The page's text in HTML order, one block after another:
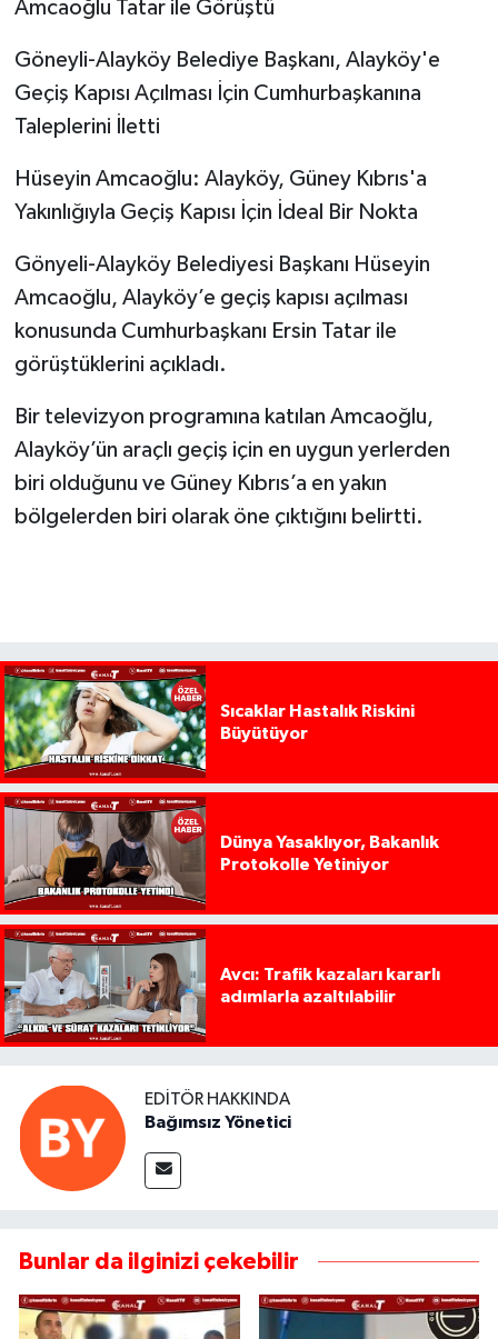
Amcaoğlu Tatar ile Görüştü
Göneyli-Alayköy Belediye Başkanı, Alayköy'e
Geçiş Kapısı Açılması İçin Cumhurbaşkanına
Taleplerini İletti
Hüseyin Amcaoğlu: Alayköy, Güney Kıbrıs'a
Yakınlığıyla Geçiş Kapısı İçin İdeal Bir Nokta
Gönyeli-Alayköy Belediyesi Başkanı Hüseyin
Amcaoğlu, Alayköy’e geçiş kapısı açılması
konusunda Cumhurbaşkanı Ersin Tatar ile
görüştüklerini açıkladı.
Bir televizyon programına katılan Amcaoğlu,
Alayköy’ün araçlı geçiş için en uygun yerlerden
biri olduğunu ve Güney Kıbrıs’a en yakın
bölgelerden biri olarak öne çıktığını belirtti.
Sıcaklar Hastalık Riskini
Büyütüyor
Dünya Yasaklıyor, Bakanlık
Protokolle Yetiniyor
Avcı: Trafik kazaları kararlı
adımlarla azaltılabilir
EDITÖR HAKKINDA
Bağımsız Yönetici
Bunlar da ilginizi çekebilir